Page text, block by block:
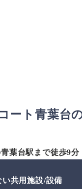
ート青葉台
葉台駅まで徒歩9分
い共用施設/設備